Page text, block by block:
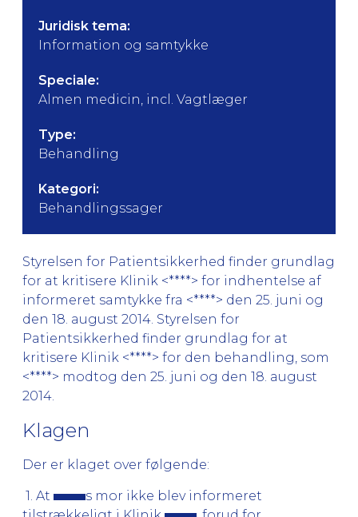
Juridisk tema:
Information og samtykke
Speciale:
Almen medicin, incl. Vagtlæger
Type:
Behandling
Kategori:
Behandlingssager
Styrelsen for Patientsikkerhed finder grundlag
for at kritisere Klinik <****> for indhentelse af
informeret samtykke fra <****> den 25. juni og
den 18. august 2014. Styrelsen for
Patientsikkerhed finder grundlag for at
kritisere Klinik <****> for den behandling, som
<****> modtog den 25. juni og den 18. august
2014.
Klagen
Der er klaget over følgende:
1. At
s mor ikke blev informeret